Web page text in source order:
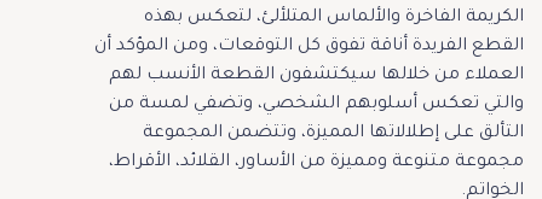
الكريمة الفاخرة والألماس المتلألئ، لتعكس بهذه
القطع الفريدة أناقة تفوق كل التوقعات، ومن المؤكد أن
العملاء من خلالها سيكتشفون القطعة الأنسب لهم
والتي تعكس أسلوبهم الشخصي، وتضفي لمسة من
التألق على إطلالاتها المميزة، وتتضمن المجموعة
مجموعة متنوعة ومميزة من الأساور، القلائد، الأقراط،
الخواتم.